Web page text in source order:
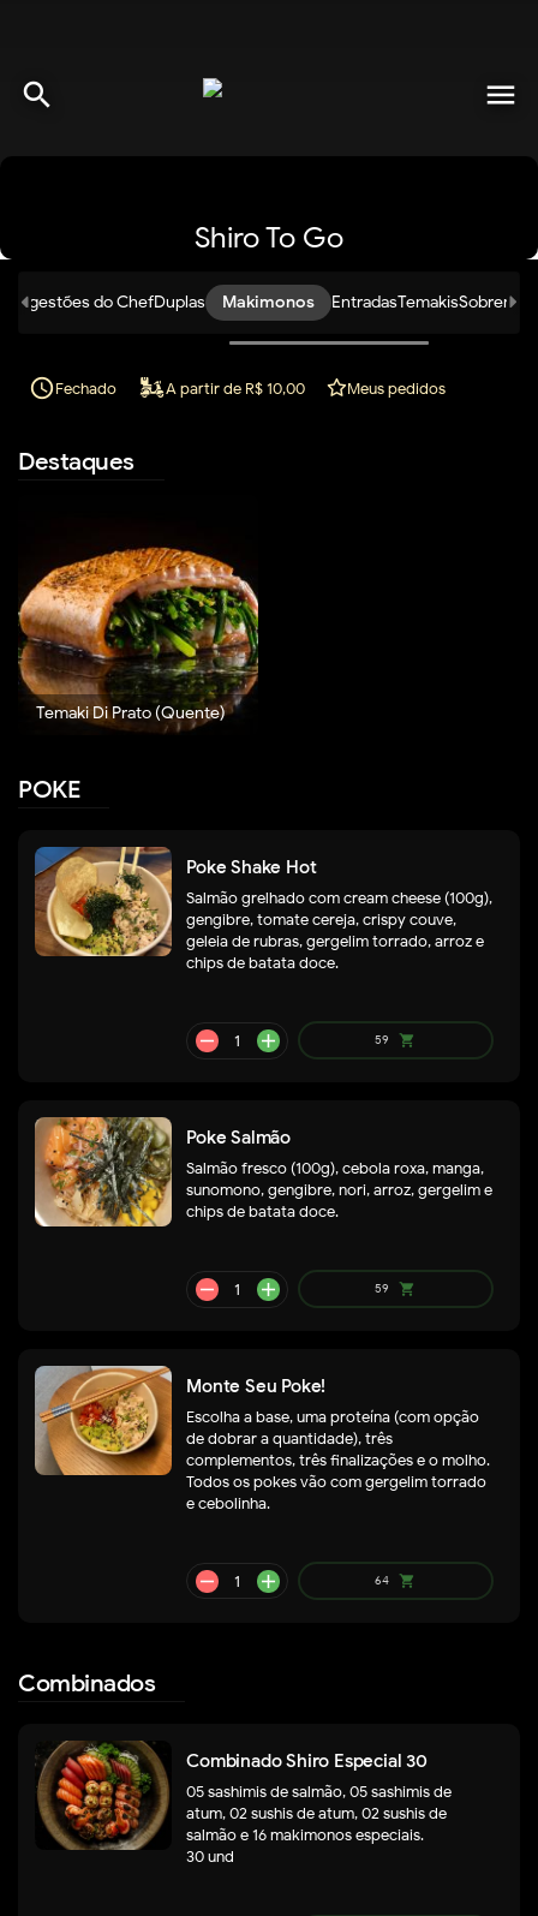
menu
search
Shiro To Go
Sugestões do ChefDuplas Makimonos EntradasTemakis
access_timeFechado A partir de R$ 10,00 Meus pedidos
Destaques
Temaki Di Prato (Quente)
POKE
Poke Shake Hot
Salmão grelhado com cream cheese (100g),
gengibre, tomate cereja, crispy couve,
geleia de rubras, gergelim torrado, arroz e
chips de batata doce.
remove add 59
Poke Salmão
Salmão fresco (100g), cebola roxa, manga,
sunomono, gengibre, nori, arroz, gergelim e
chips de batata doce.
Monte Seu Poke!
Escolha a base, uma proteína (com opção
de dobrar a quantidade), três
complementos, três finalizações e o molho.
Todos os pokes vão com gergelim torrado
e cebolinha.
Combinados
Combinado Shiro Especial 30
05 sashimis de salmão, 05 sashimis de
atum, 02 sushis de atum, 02 sushis de
salmão e 16 makimonos especiais.
30 und